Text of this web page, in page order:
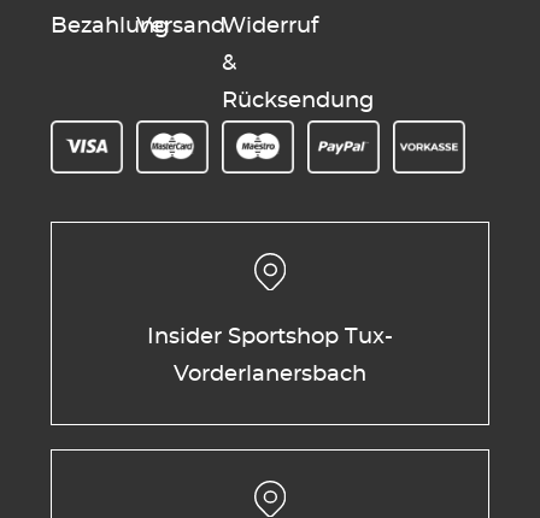
BezahlungVersandWiderruf
&
Rücksendung
Insider Sportshop Tux-
Vorderlanersbach